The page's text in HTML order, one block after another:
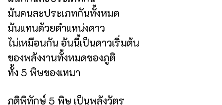
มันคนละประเภทกันทั้งหมด
มันแทนด้วยตำแหน่งดาว
ไม่เหมือนกัน อันนี้เป็นดาวเริ่มต้น
ของพลังงานทั้งหมดของภูติ
ทั้ง 5 พิษของเหมา
ภูติพิทักษ์ 5 พิษ เป็นพลังวัตร